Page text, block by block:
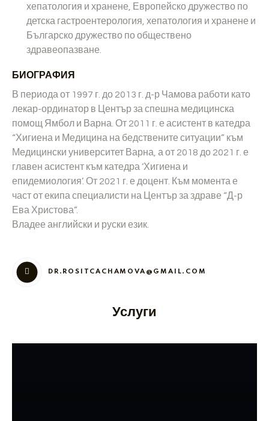
хепатология и хранене, Европейско дружество по
детска гастроентерология, хепатология и хранене и
Българско дружество по обществено
здравеопазване.
БИОГРАФИЯ
В периода от 1997 г. до 2013 г. д-р Чамова работи като
лекар-ординатор в Център за спешна медицинска
помощ Ямбол и Варна. От 2011 г. е асистент в катедра
“Хигиена и Медицина на бедствените ситуации” към
Медицински университет Варна, а от 2018 до 2021 г. е
главен асистент към катедра ‘Хигиена и
епидемиология’. От 2021 г. е доцент. Към момента е
част от екипа специалисти на Център за здраве “Д-р
Ева Христова”.
Владее английски и руски език.
DR.ROSITCACHAMOVA@GMAIL.COM
Услуги